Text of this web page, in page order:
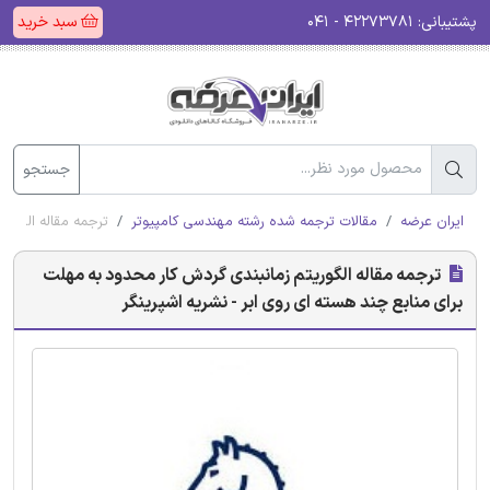
پشتیبانی: سبد خرید
جستجو
ایران عرضه مقالات ترجمه شده رشته مهندسی کامپیوتر ترجمه مقاله
ترجمه مقاله الگوریتم زمانبندی گردش کار محدود به مهلت
برای منابع چند هسته ای روی ابر - نشریه اشپرینگر